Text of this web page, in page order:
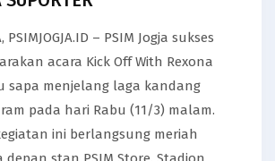
PSIMJOGJA.ID – PSIM Jogja sukses
acara Kick Off With Rexona
sapa menjelang laga kandang
pada hari Rabu (11/3) malam.
ini berlangsung meriah